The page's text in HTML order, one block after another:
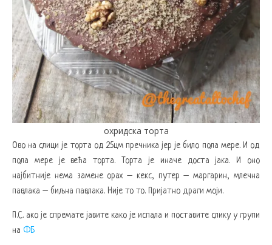
охридска торта
Ово на слици је торта од 25цм пречника јер је било пола мере. И од
пола мере је већа торта. Торта је иначе доста јака. И оно
најбитније нема замене орах – кекс, путер – маргарин, млечна
павлака – биљна павлака. Није то то. Пријатно драги моји.
П.С. ако је спремате јавите како је испала и поставите слику у групи
на ФБ